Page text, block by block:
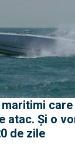
atac. Și o
de zile